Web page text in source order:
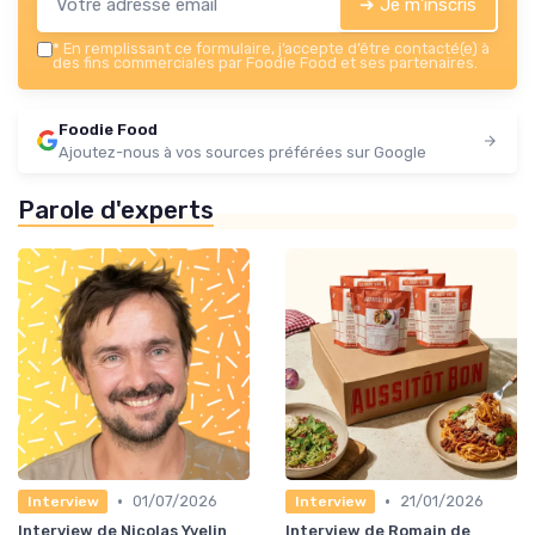
➔ Je m'inscris
* En remplissant ce formulaire, j’accepte d’être contacté(e) à
des fins commerciales par Foodie Food et ses partenaires.
Foodie Food
Ajoutez-nous à vos sources préférées sur Google
Parole d'experts
Interview • 01/07/2026
Interview de Nicolas Yvelin
Interview •
21/01/2026
Interview de Romain de